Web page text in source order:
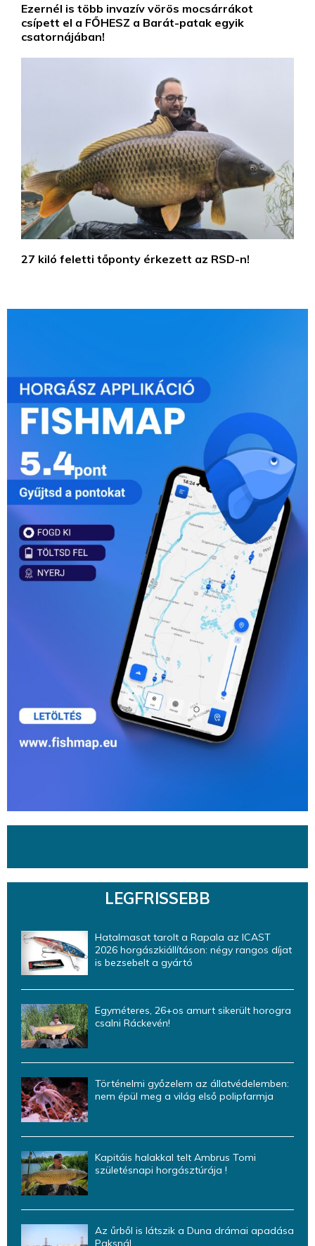
Ezernél is több invazív vörös mocsárrákot
csípett el a FŐHESZ a Barát-patak egyik
csatornájában!
27 kiló feletti tőponty érkezett az RSD-n!
LEGFRISSEBB
Hatalmasat tarolt a Rapala az ICAST
2026 horgászkiállításon: négy rangos díjat
is bezsebelt a gyártó
Egyméteres, 26+os amurt sikerült horogra
csalni Ráckevén!
Történelmi győzelem az állatvédelemben:
nem épül meg a világ első polipfarmja
Kapitáis halakkal telt Ambrus Tomi
születésnapi horgásztúrája !
Az űrből is látszik a Duna drámai apadása
Paksnál